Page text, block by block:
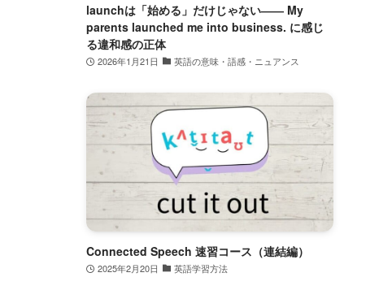
launchは「始める」だけじゃない―― My
parents launched me into business. に感じ
る違和感の正体
2026年1月21日 英語の意味・語感・ニュアンス
Connected Speech 速習コース（連結編）
2025年2月20日 英語学習方法